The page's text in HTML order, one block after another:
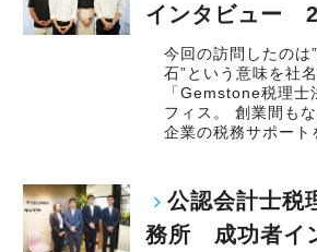
インタビュー
今回の訪問したのは
石”という意味を社
「Gemstone税理士
フィス。 創業間も
企業の税務サポート
公認会計士税
務所 成功者イ